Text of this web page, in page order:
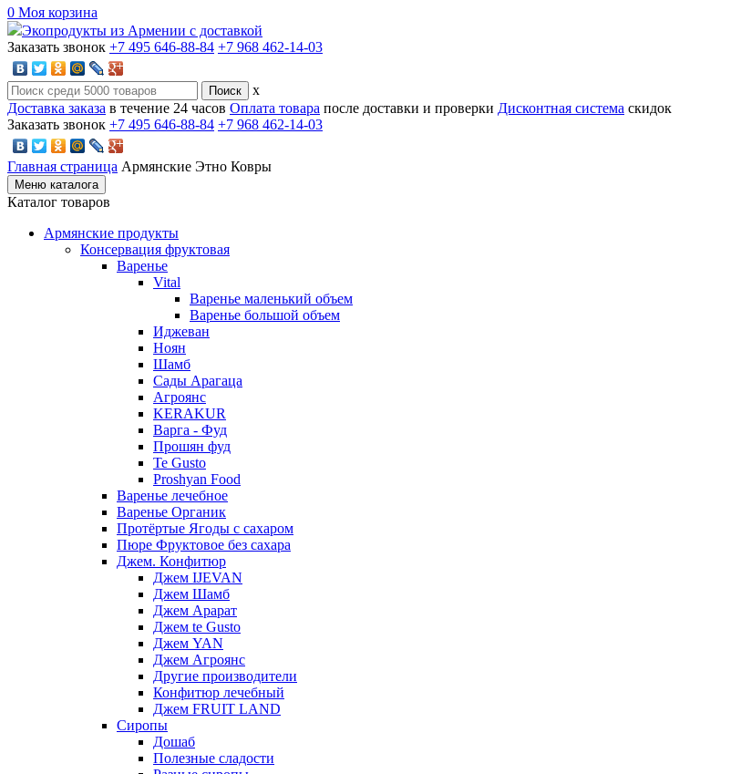
0 Моя корзина
Экопродукты из Армении с доставкой
Заказать звонок +7 495 646-88-84 +7 968 462-14-03
x
Доставка заказа в течение 24 часов Оплата товара после доставки и проверки Дисконтная система скидок
Заказать звонок +7 495 646-88-84 +7 968 462-14-03
Главная страница Армянские Этно Ковры
Меню каталога
Каталог товаров
Армянские продукты
Консервация фруктовая
Варенье
Vital
Варенье маленький объем
Варенье большой объем
Иджеван
Ноян
Шамб
Сады Арагаца
Агроянс
KERAKUR
Варга - Фуд
Прошян фуд
Te Gusto
Proshyan Food
Варенье лечебное
Варенье Органик
Протёртые Ягоды с сахаром
Пюре Фруктовое без сахара
Джем. Конфитюр
Джем IJEVAN
Джем Шамб
Джем Арарат
Джем te Gusto
Джем YAN
Джем Агроянс
Другие производители
Конфитюр лечебный
Джем FRUIT LAND
Сиропы
Дошаб
Полезные сладости